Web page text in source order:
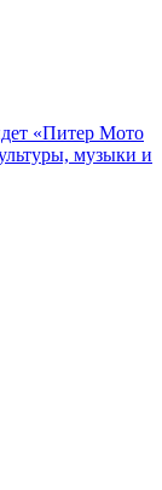
«Питер Мото
музыки и